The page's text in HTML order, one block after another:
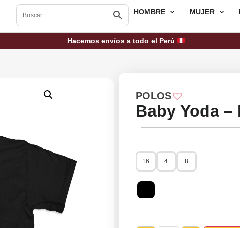
HOMBRE MUJER
Hacemos envíos a todo el Perú
POLOS
Baby Yoda –
16 4 8